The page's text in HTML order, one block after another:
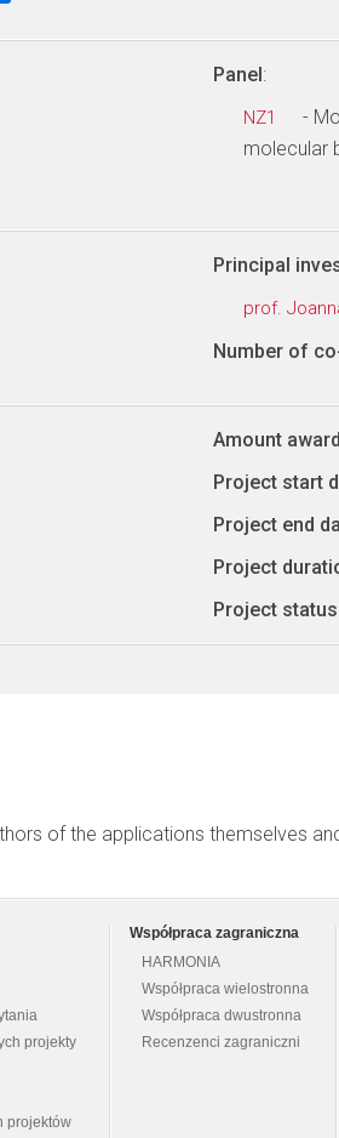
Panel:
NZ1
-
molecular
Principal
prof.
Number of
Amount
Project start
Project end
Project
Project status
of the applications themselves
projekty
projektów
Współpraca zagraniczna
HARMONIA
Współpraca wielostronna
Współpraca dwustronna
Recenzenci zagraniczni